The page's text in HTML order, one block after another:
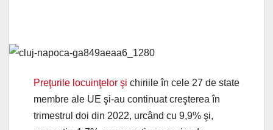
Preţurile locuinţelor şi chiriile în cele 27 de state
membre ale UE şi-au continuat creşterea în
trimestrul doi din 2022, urcând cu 9,9% şi,